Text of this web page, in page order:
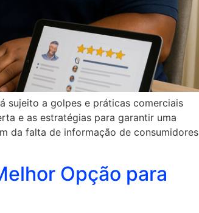
sujeito a golpes e práticas comerciais
e as estratégias para garantir uma
da falta de informação de consumidores
Opção para